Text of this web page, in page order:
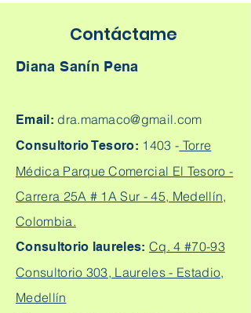
Contáctame
Diana Sanín Pena
Email: dra.mamaco@gmail.com
Consultorio Tesoro: 1403 - Torre
Médica Parque Comercial El Tesoro -
Carrera 25A # 1A Sur - 45, Medellín,
Colombia.
Consultorio laureles:Cq. 4 #70-93
Consultorio 303, Laureles - Estadio,
Medellín